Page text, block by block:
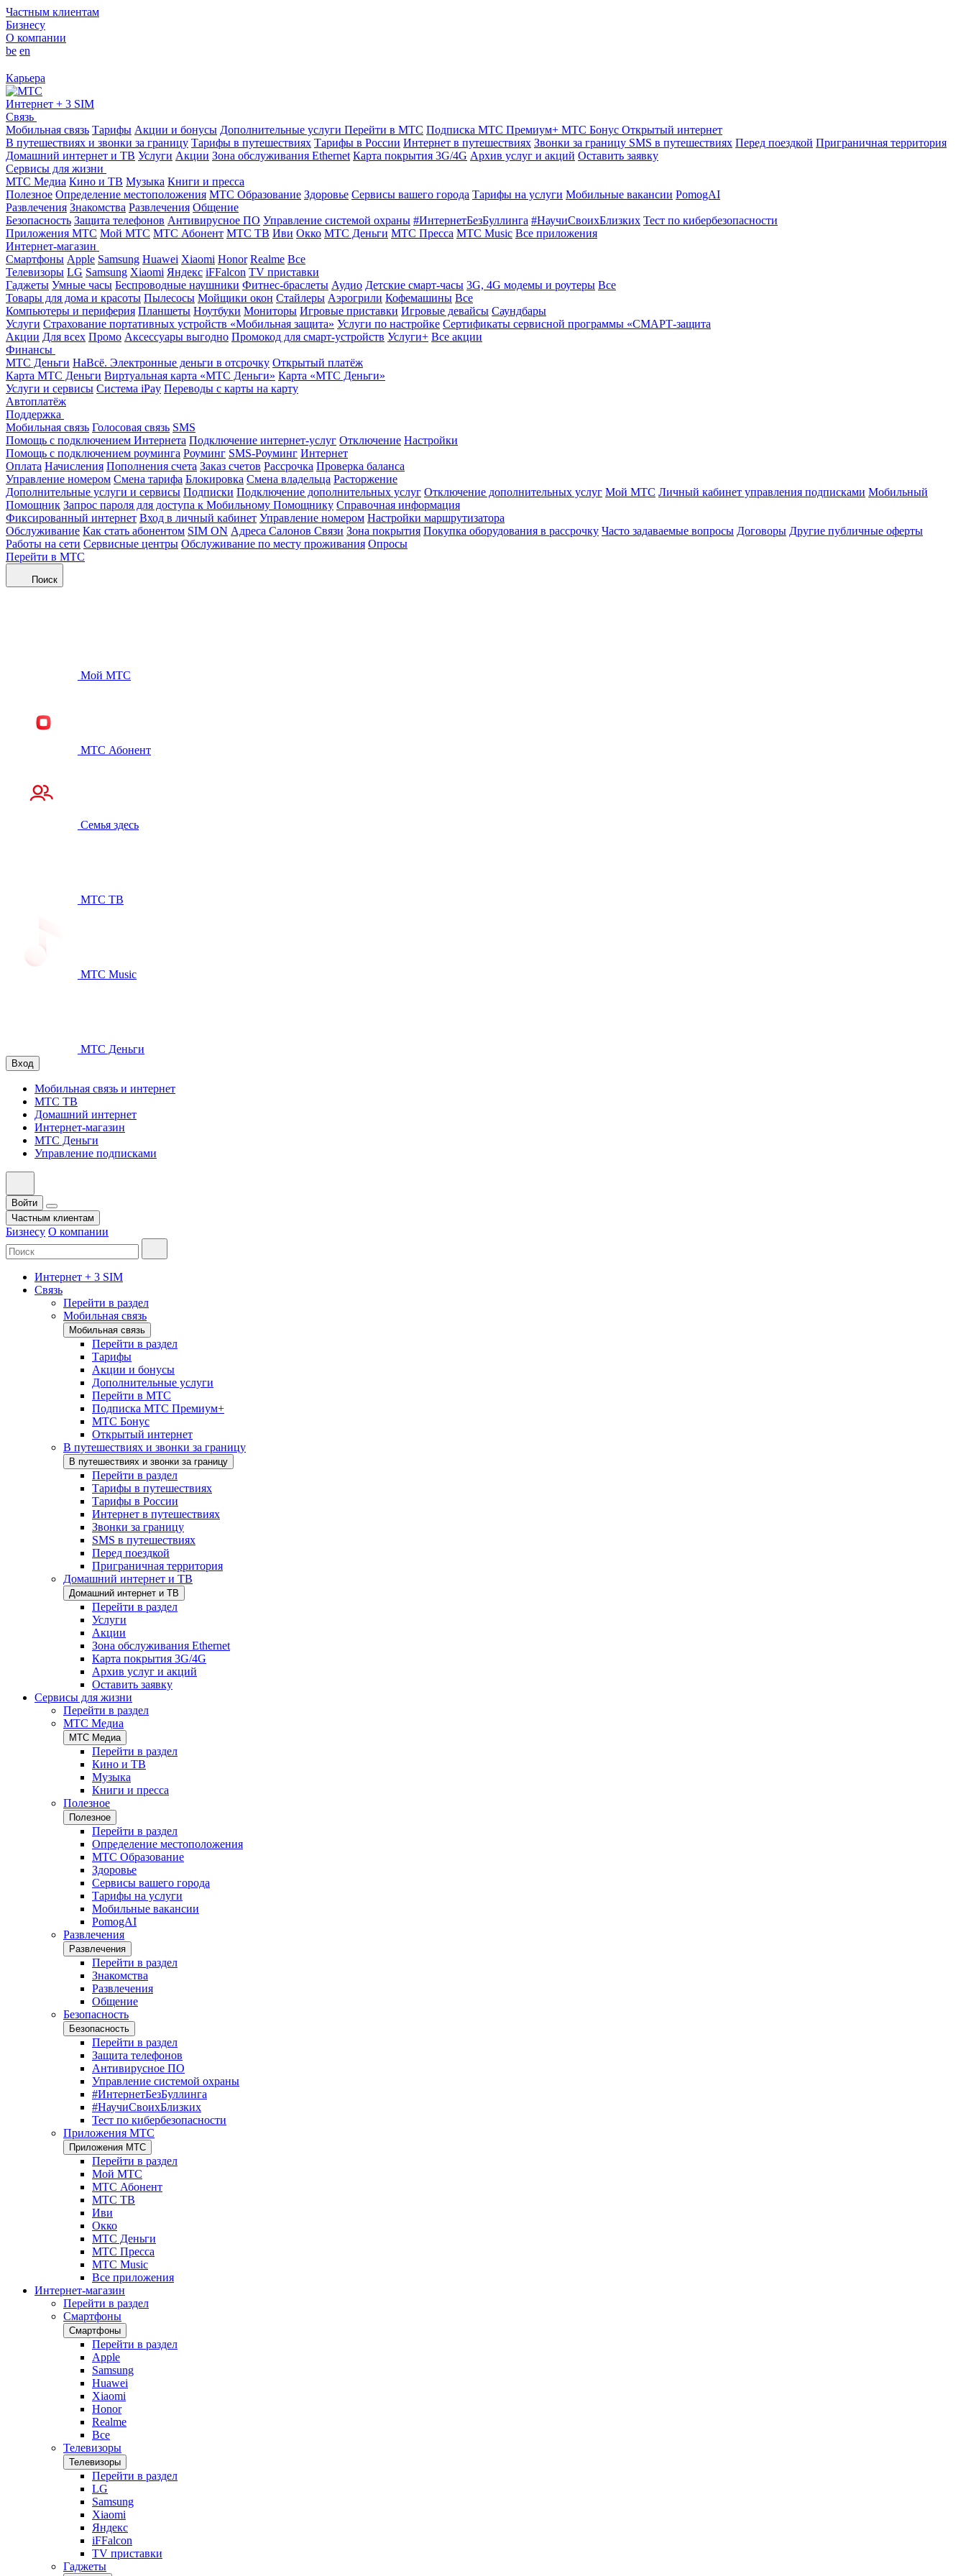
Частным клиентам
Бизнесу
О компании
be en
Карьера
Интернет + 3 SIM
Связь
Мобильная связь Тарифы Акции и бонусы Дополнительные услуги Перейти в МТС Подписка МТС Премиум+ МТС Бонус Открытый интернет
В путешествиях и звонки за границу Тарифы в путешествиях Тарифы в России Интернет в путешествиях Звонки за границу SMS в путешествиях Перед поездкой Приграничная территория
Домашний интернет и ТВ Услуги Акции Зона обслуживания Ethernet Карта покрытия 3G/4G Архив услуг и акций Оставить заявку
Сервисы для жизни
МТС Медиа Кино и ТВ Музыка Книги и пресса
Полезное Определение местоположения МТС Образование Здоровье Сервисы вашего города Тарифы на услуги Мобильные вакансии PomogAI
Развлечения Знакомства Развлечения Общение
Безопасность Защита телефонов Антивирусное ПО Управление системой охраны #ИнтернетБезБуллинга #НаучиСвоихБлизких Тест по кибербезопасности
Приложения МТС Мой МТС МТС Абонент МТС ТВ Иви Окко МТС Деньги МТС Пресса МТС Music Все приложения
Интернет-магазин
Смартфоны Apple Samsung Huawei Xiaomi Honor Realme Все
Телевизоры LG Samsung Xiaomi Яндекс iFFalcon TV приставки
Гаджеты Умные часы Беспроводные наушники Фитнес-браслеты Аудио Детские смарт-часы 3G, 4G модемы и роутеры Все
Товары для дома и красоты Пылесосы Мойщики окон Стайлеры Аэрогрили Кофемашины Все
Компьютеры и периферия Планшеты Ноутбуки Мониторы Игровые приставки Игровые девайсы Саундбары
Услуги Страхование портативных устройств «Мобильная защита» Услуги по настройке Сертификаты сервисной программы «СМАРТ-защита
Акции Для всех Промо Аксессуары выгодно Промокод для смарт-устройств Услуги+ Все акции
Финансы
МТС Деньги НаВсё. Электронные деньги в отсрочку Открытый платёж
Карта МТС Деньги Виртуальная карта «МТС Деньги» Карта «МТС Деньги»
Услуги и сервисы Система iPay Переводы с карты на карту
Автоплатёж
Поддержка
Мобильная связь Голосовая связь SMS
Помощь с подключением Интернета Подключение интернет-услуг Отключение Настройки
Помощь с подключением роуминга Роуминг SMS-Роуминг Интернет
Оплата Начисления Пополнения счета Заказ счетов Рассрочка Проверка баланса
Управление номером Смена тарифа Блокировка Смена владельца Расторжение
Дополнительные услуги и сервисы Подписки Подключение дополнительных услуг Отключение дополнительных услуг Мой МТС Личный кабинет управления подписками Мобильный
Помощник Запрос пароля для доступа к Мобильному Помощнику Справочная информация
Фиксированный интернет Вход в личный кабинет Управление номером Настройки маршрутизатора
Обслуживание Как стать абонентом SIM ON Адреса Салонов Связи Зона покрытия Покупка оборудования в рассрочку Часто задаваемые вопросы Договоры Другие публичные оферты
Работы на сети Сервисные центры Обслуживание по месту проживания Опросы
Перейти в МТС
Поиск
Мой МТС
МТС Абонент
Семья здесь
МТС ТВ
МТС Music
МТС Деньги
Вход
Мобильная связь и интернет
МТС ТВ
Домашний интернет
Интернет-магазин
МТС Деньги
Управление подписками
Войти
Частным клиентам
Бизнесу О компании
Интернет + 3 SIM
Связь
Перейти в раздел
Мобильная связь
Мобильная связь
Перейти в раздел
Тарифы
Акции и бонусы
Дополнительные услуги
Перейти в МТС
Подписка МТС Премиум+
МТС Бонус
Открытый интернет
В путешествиях и звонки за границу
В путешествиях и звонки за границу
Перейти в раздел
Тарифы в путешествиях
Тарифы в России
Интернет в путешествиях
Звонки за границу
SMS в путешествиях
Перед поездкой
Приграничная территория
Домашний интернет и ТВ
Домашний интернет и ТВ
Перейти в раздел
Услуги
Акции
Зона обслуживания Ethernet
Карта покрытия 3G/4G
Архив услуг и акций
Оставить заявку
Сервисы для жизни
Перейти в раздел
МТС Медиа
МТС Медиа
Перейти в раздел
Кино и ТВ
Музыка
Книги и пресса
Полезное
Полезное
Перейти в раздел
Определение местоположения
МТС Образование
Здоровье
Сервисы вашего города
Тарифы на услуги
Мобильные вакансии
PomogAI
Развлечения
Развлечения
Перейти в раздел
Знакомства
Развлечения
Общение
Безопасность
Безопасность
Перейти в раздел
Защита телефонов
Антивирусное ПО
Управление системой охраны
#ИнтернетБезБуллинга
#НаучиСвоихБлизких
Тест по кибербезопасности
Приложения МТС
Приложения МТС
Перейти в раздел
Мой МТС
МТС Абонент
МТС ТВ
Иви
Окко
МТС Деньги
МТС Пресса
МТС Music
Все приложения
Интернет-магазин
Перейти в раздел
Смартфоны
Смартфоны
Перейти в раздел
Apple
Samsung
Huawei
Xiaomi
Honor
Realme
Все
Телевизоры
Телевизоры
Перейти в раздел
LG
Samsung
Xiaomi
Яндекс
iFFalcon
TV приставки
Гаджеты